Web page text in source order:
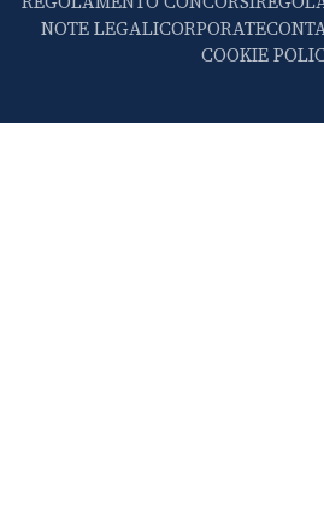
NOTE LEGALICORPORATE
COOKIE